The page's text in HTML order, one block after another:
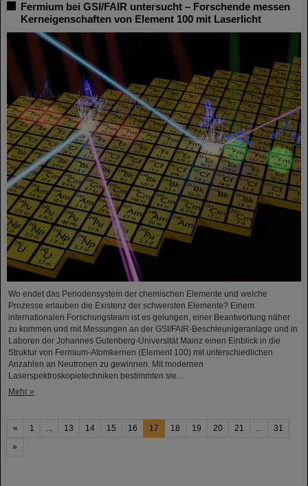
Fermium bei GSI/FAIR untersucht – Forschende messen
Kerneigenschaften von Element 100 mit Laserlicht
Wo endet das Periodensystem der chemischen Elemente und welche
Prozesse erlauben die Existenz der schwersten Elemente? Einem
internationalen Forschungsteam ist es gelungen, einer Beantwortung näher
zu kommen und mit Messungen an der GSI/FAIR-Beschleunigeranlage und in
Laboren der Johannes Gutenberg-Universität Mainz einen Einblick in die
Struktur von Fermium-Atomkernen (Element 100) mit unterschiedlichen
Anzahlen an Neutronen zu gewinnen. Mit modernen
Laserspektroskopietechniken bestimmten sie…
Mehr »
« 1 ... 13 14 15 16 17 18 19 20 21 ...
31
»